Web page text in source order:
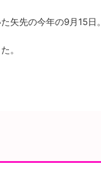
矢先の今年の9月15日。
。